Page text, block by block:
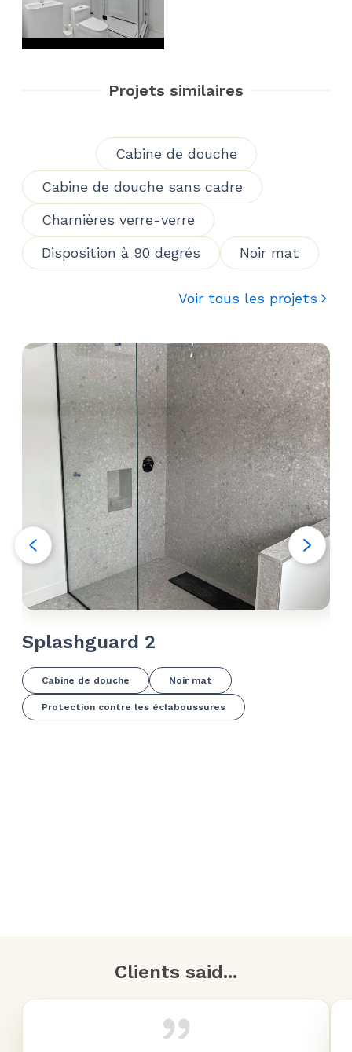
Projets similaires
Cabine de douche
Cabine de douche sans cadre
Charnières verre-verre
Disposition à 90 degrés
Noir mat
Voir tous les projets
Splashguard 2
Cabine de douche Noir mat
Protection contre les éclaboussures
Clients said...